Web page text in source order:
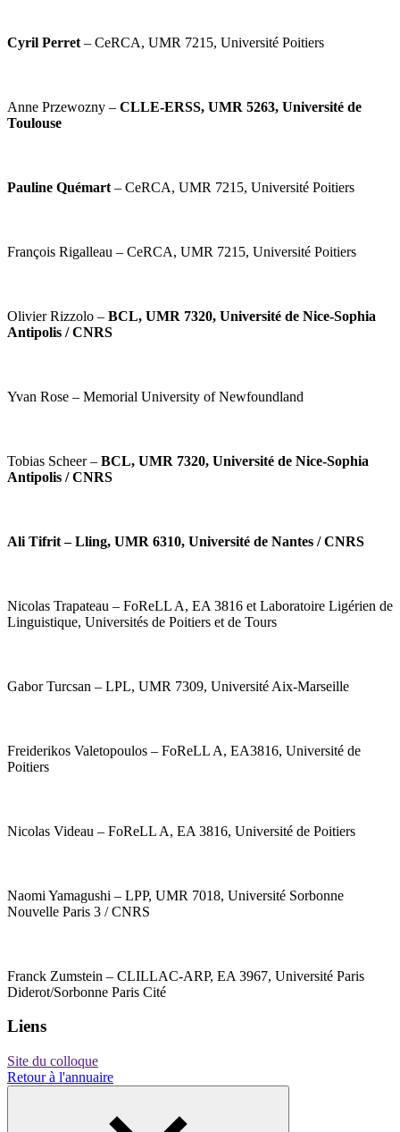
Cyril Perret – CeRCA, UMR 7215, Université Poitiers
Anne Przewozny – CLLE-ERSS, UMR 5263, Université de
Toulouse
Pauline Quémart – CeRCA, UMR 7215, Université Poitiers
François Rigalleau – CeRCA, UMR 7215, Université Poitiers
Olivier Rizzolo – BCL, UMR 7320, Université de Nice-Sophia
Antipolis / CNRS
Yvan Rose – Memorial University of Newfoundland
Tobias Scheer – BCL, UMR 7320, Université de Nice-Sophia
Antipolis / CNRS
Ali Tifrit – Lling, UMR 6310, Université de Nantes / CNRS
Nicolas Trapateau – FoReLL A, EA 3816 et Laboratoire Ligérien de
Linguistique, Universités de Poitiers et de Tours
Gabor Turcsan – LPL, UMR 7309, Université Aix-Marseille
Freiderikos Valetopoulos – FoReLL A, EA3816, Université de
Poitiers
Nicolas Videau – FoReLL A, EA 3816, Université de Poitiers
Naomi Yamagushi – LPP, UMR 7018, Université Sorbonne
Nouvelle Paris 3 / CNRS
Franck Zumstein – CLILLAC-ARP, EA 3967, Université Paris
Diderot/Sorbonne Paris Cité
Liens
Site du colloque
Retour à l'annuaire